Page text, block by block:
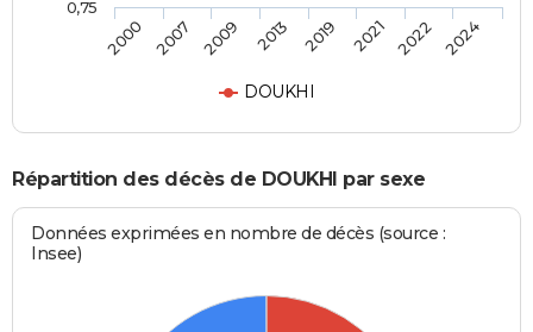
DOUKHI
2000 2007 2009 2013 2019 2021 2022 2024
0,75
Répartition des décès de DOUKHI par sexe
Données exprimées en nombre de décès (source :
Insee)